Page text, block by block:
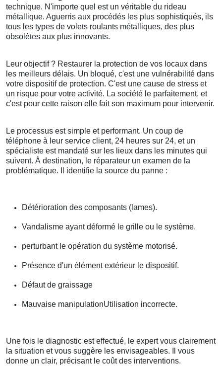
technique. N'importe quel est un véritable du rideau
métallique. Aguerris aux procédés les plus sophistiqués, ils
tous les types de volets roulants métalliques, des plus
obsolètes aux plus innovants.
Leur objectif ? Restaurer la protection de vos locaux dans
les meilleurs délais. Un bloqué, c'est une vulnérabilité dans
votre dispositif de protection. C'est une cause de stress et
un risque pour votre activité. La société le parfaitement, et
c'est pour cette raison elle fait son maximum pour intervenir.
Le processus est simple et performant. Un coup de
téléphone à leur service client, 24 heures sur 24, et un
spécialiste est mandaté sur les lieux dans les minutes qui
suivent. À destination, le réparateur un examen de la
problématique. Il identifie la source du panne :
Détérioration des composants (lames).
Vandalisme ayant déformé le grille ou le système.
perturbant le opération du système motorisé.
Présence d'un élément extérieur le dispositif.
Défaut de graissage
Mauvaise manipulationUtilisation incorrecte.
Une fois le diagnostic est effectué, le expert vous clairement
la situation et vous suggère les envisageables. Il vous
donne un clair, précisant le coût des interventions.